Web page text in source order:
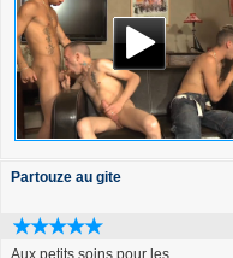
Partouze au gite
Aux petits soins pour les